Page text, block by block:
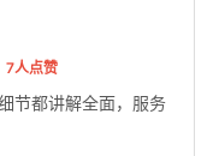
7人点赞
节都讲解全面，服务